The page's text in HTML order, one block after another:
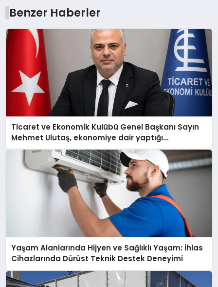
Benzer Haberler
Ticaret ve Ekonomik Kulübü Genel Başkanı Sayın
Mehmet Ulutaş, ekonomiye dair yaptığı
açıklamada şunları kaydetti:
Yaşam Alanlarında Hijyen ve Sağlıklı Yaşam: İhlas
Cihazlarında Dürüst Teknik Destek Deneyimi